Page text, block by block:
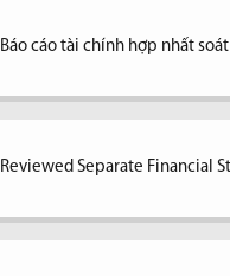
Báo cáo tài chính hợp nhất
Reviewed Separate Financial